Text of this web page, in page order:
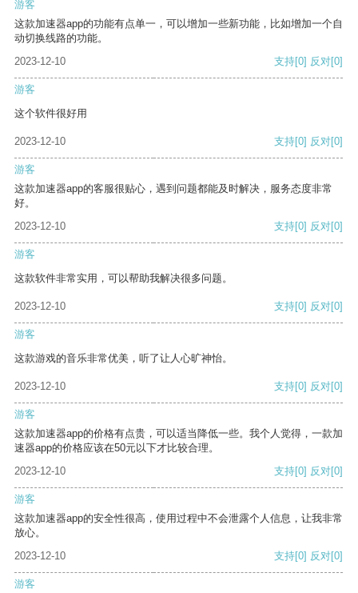
游客
这款加速器app的功能有点单一，可以增加一些新功能，比如增加一个自
动切换线路的功能。
2023-12-10
支持[0] 反对[0]
游客
这个软件很好用
2023-12-10 支持[0] 反对[0]
游客
这款加速器app的客服很贴心，遇到问题都能及时解决，服务态度非常
好。
2023-12-10
支持[0] 反对[0]
游客
这款软件非常实用，可以帮助我解决很多问题。
2023-12-10 支持[0] 反对[0]
游客
这款游戏的音乐非常优美，听了让人心旷神怡。
2023-12-10 支持[0] 反对[0]
游客
这款加速器app的价格有点贵，可以适当降低一些。我个人觉得，一款加
速器app的价格应该在50元以下才比较合理。
2023-12-10
支持[0] 反对[0]
游客
这款加速器app的安全性很高，使用过程中不会泄露个人信息，让我非常
放心。
2023-12-10
支持[0] 反对[0]
游客